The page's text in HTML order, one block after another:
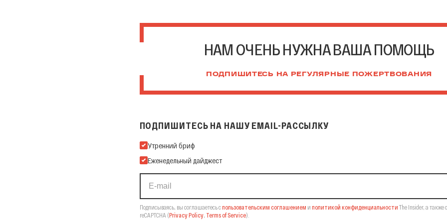
НАМ ОЧЕНЬ НУЖНА ВАША ПОМОЩЬ
ПОДПИШИТЕСЬ НА РЕГУЛЯРНЫЕ ПОЖЕРТВОВАНИЯ
ПОДПИШИТЕСЬ НА НАШУ EMAIL-РАССЫЛКУ
Подпишитесь на нашу Email-рассылку
Утренний бриф
Еженедельный дайджест
Подписываясь, вы соглашаетесь спользовательским соглашением и политикой конфиденциальности The Insider, а также
reCAPTCHA (Privacy Policy, Terms of Service).